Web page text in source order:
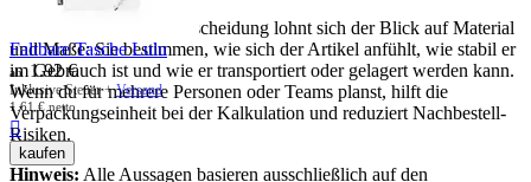
Für eine sichere Kaufentscheidung lohnt sich der Blick auf Material
und Maße: Sie bestimmen, wie sich der Artikel anfühlt, wie stabil er
im Gebrauch ist und wie er transportiert oder gelagert werden kann.
Wenn du für mehrere Personen oder Teams planst, hilft die
Verpackungseinheit bei der Kalkulation und reduziert Nachbestell-
Risiken.
Hinweis: Alle Aussagen basieren ausschließlich auf den
Faltbare Tasche Lulu
ab 1.92 €
Inklusive Steuer +Versand
1.61 € netto

kaufen